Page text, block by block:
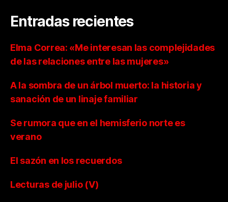
Entradas recientes
Elma Correa: «Me interesan las complejidades
de las relaciones entre las mujeres»
A la sombra de un árbol muerto: la historia y
sanación de un linaje familiar
Se rumora que en el hemisferio norte es
verano
El sazón en los recuerdos
Lecturas de julio (V)